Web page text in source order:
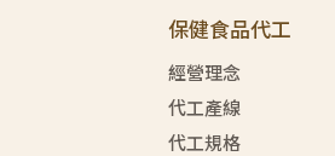
保健食品代工
經營理念
代工產線
代工規格